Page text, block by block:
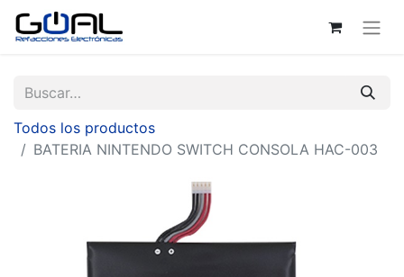
Todos los productos
BATERIA NINTENDO SWITCH CONSOLA HAC-003